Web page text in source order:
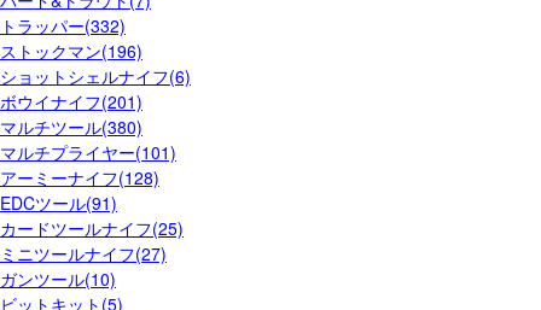
トラッパー(332)
ストックマン(196)
ショットシェルナイフ(6)
ボウイナイフ(201)
マルチツール(380)
マルチプライヤー(101)
アーミーナイフ(128)
EDCツール(91)
カードツールナイフ(25)
ミニツールナイフ(27)
ガンツール(10)
ビットキット(5)